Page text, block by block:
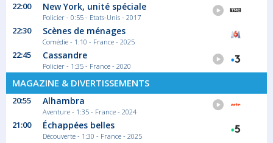
22:00 New York, unité spéciale
Policier - 0:55 - Etats-Unis - 2017
22:30 Scènes de ménages
Comédie - 1:10 - France - 2025
22:45 Cassandre
Policier - 1:35 - France - 2020
MAGAZINE & DIVERTISSEMENTS
20:55 Alhambra
Aventure - 1:35 - France - 2024
21:00 Échappées belles
Découverte - 1:30 - France - 2025